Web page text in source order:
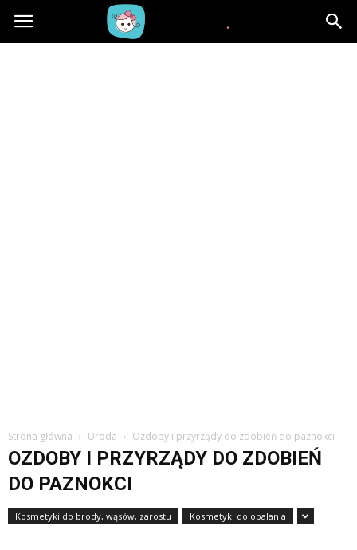
Beblaki.pl
Strona główna Uroda Ozdoby i przyrządy do zdobień do paznokci
OZDOBY I PRZYRZĄDY DO ZDOBIEŃ
DO PAZNOKCI
Kosmetyki do brody, wąsów, zarostu Kosmetyki do opalania